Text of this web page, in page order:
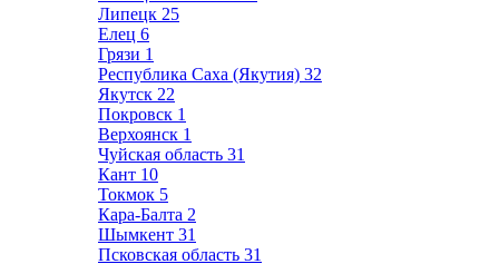
Липецк 25
Елец 6
Грязи 1
Республика Саха (Якутия) 32
Якутск 22
Покровск 1
Верхоянск 1
Чуйская область 31
Кант 10
Токмок 5
Кара-Балта 2
Шымкент 31
Псковская область 31